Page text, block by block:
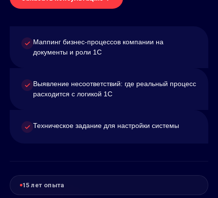
Маппинг бизнес-процессов компании на
документы и роли 1С
Выявление несоответствий: где реальный процесс
расходится с логикой 1С
Техническое задание для настройки системы
15 лет опыта